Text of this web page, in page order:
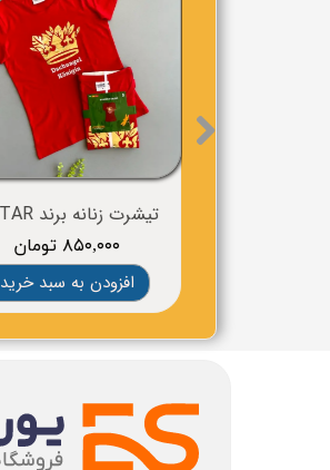
۸۵۰,۰۰۰ تومان
افزودن به سبد خرید